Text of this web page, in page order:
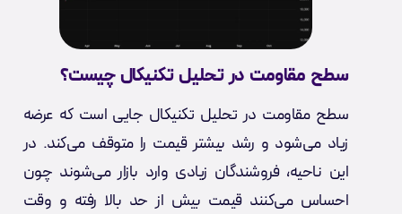
سطح مقاومت در تحلیل تکنیکال چیست؟
سطح مقاومت در تحلیل تکنیکال جایی است که عرضه
زیاد می‌شود و رشد بیشتر قیمت را متوقف می‌کند. در
این ناحیه، فروشندگان زیادی وارد بازار می‌شوند چون
احساس می‌کنند قیمت بیش از حد بالا رفته و وقت